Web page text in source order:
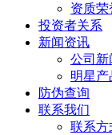
资质荣
投资者关系
新闻资讯
公司新
明星产
防伪查询
联系我们
联系方